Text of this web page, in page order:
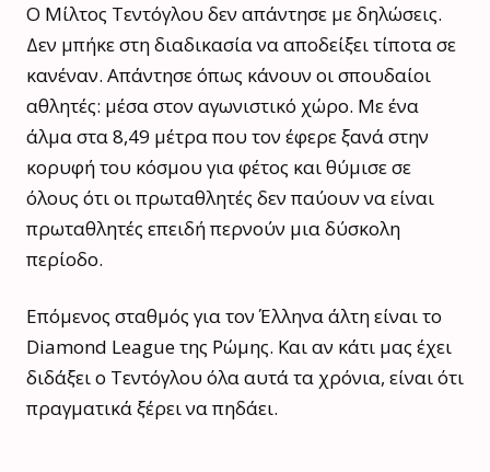
Ο Μίλτος Τεντόγλου δεν απάντησε με δηλώσεις.
Δεν μπήκε στη διαδικασία να αποδείξει τίποτα σε
κανέναν. Απάντησε όπως κάνουν οι σπουδαίοι
αθλητές: μέσα στον αγωνιστικό χώρο. Με ένα
άλμα στα 8,49 μέτρα που τον έφερε ξανά στην
κορυφή του κόσμου για φέτος και θύμισε σε
όλους ότι οι πρωταθλητές δεν παύουν να είναι
πρωταθλητές επειδή περνούν μια δύσκολη
περίοδο.
Επόμενος σταθμός για τον Έλληνα άλτη είναι το
Diamond League της Ρώμης. Και αν κάτι μας έχει
διδάξει ο Τεντόγλου όλα αυτά τα χρόνια, είναι ότι
πραγματικά ξέρει να πηδάει.